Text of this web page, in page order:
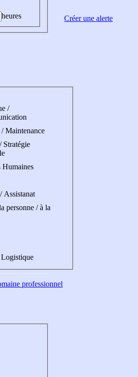
heures
/
Maintenance
Stratégie
Humaines
Assistanat
personne / à la
professionnel
Créer une alerte